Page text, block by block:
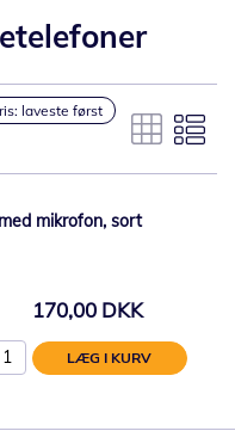
laveste først
mikrofon, sort
170,00 DKK
LÆG I KURV